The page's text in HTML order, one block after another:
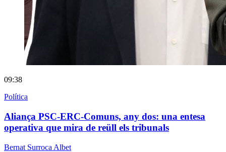
09:38
Política
Aliança PSC-ERC-Comuns, any dos: una entesa
operativa que mira de reüll els tribunals
Bernat Surroca Albet